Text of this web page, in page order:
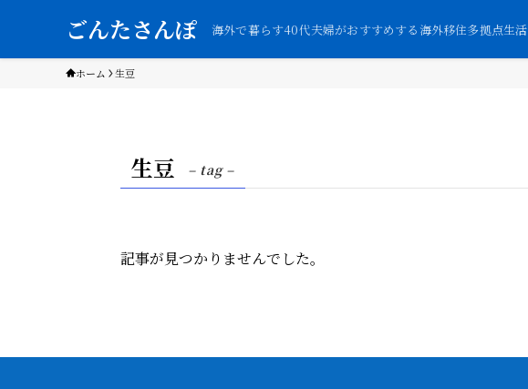
ごんたさんぽ 海外で暮らす40代夫婦がおすすめする海外移住多拠点生活
ホーム 生豆
生豆 – tag –
記事が見つかりませんでした。